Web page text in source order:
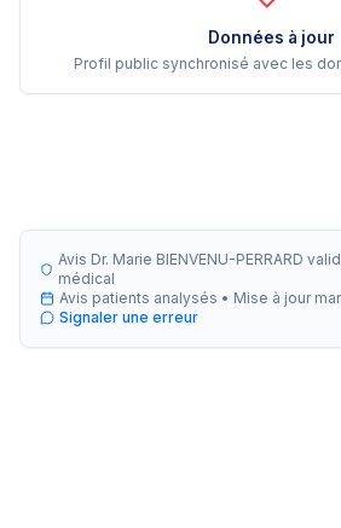
Données à jour
Profil public synchronisé avec les
Avis Dr. Marie BIENVENU-PERRARD
médical
Avis patients analysés • Mise à jour
Signaler une erreur